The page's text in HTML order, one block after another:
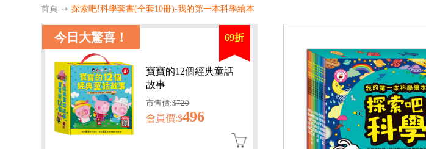
老師您好!!幼教會員火熱招募中~
海外購物免煩惱！點我查看『海外購物流程說明』
首頁 ➙ 探索吧!科學套書(全套10冊)-我的第一本科學繪本
今日大驚喜！ 69折
寶寶的12個經典童話
故事
市售價:$720
會員價:$496